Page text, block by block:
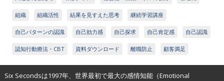
組織 組織活性 結果を見すえた思考 継続学習講座
自己パターンの認識 自己効力感 自己探求 自己肯定感 自己認識
認知行動療法・CBT 資料ダウンロード 離職防止 顧客満足
Six Secondsは1997年、世界最初で最大の感情知能（Emotional